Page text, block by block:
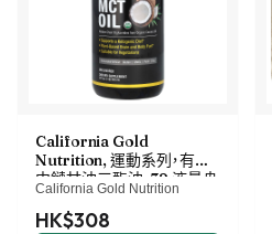
California Gold
Nutrition, 運動系列，有機
中鏈甘油三酯油，32 液量盎
司（946 毫升）
California Gold Nutrition
HK$308